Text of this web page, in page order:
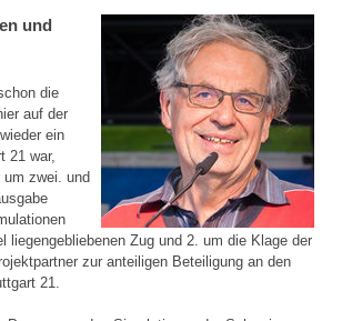
und
die
auf der
ein
21 war,
um zwei. und
liegengebliebenen Zug und 2. um die Klage der
zur anteiligen Beteiligung an den
21.